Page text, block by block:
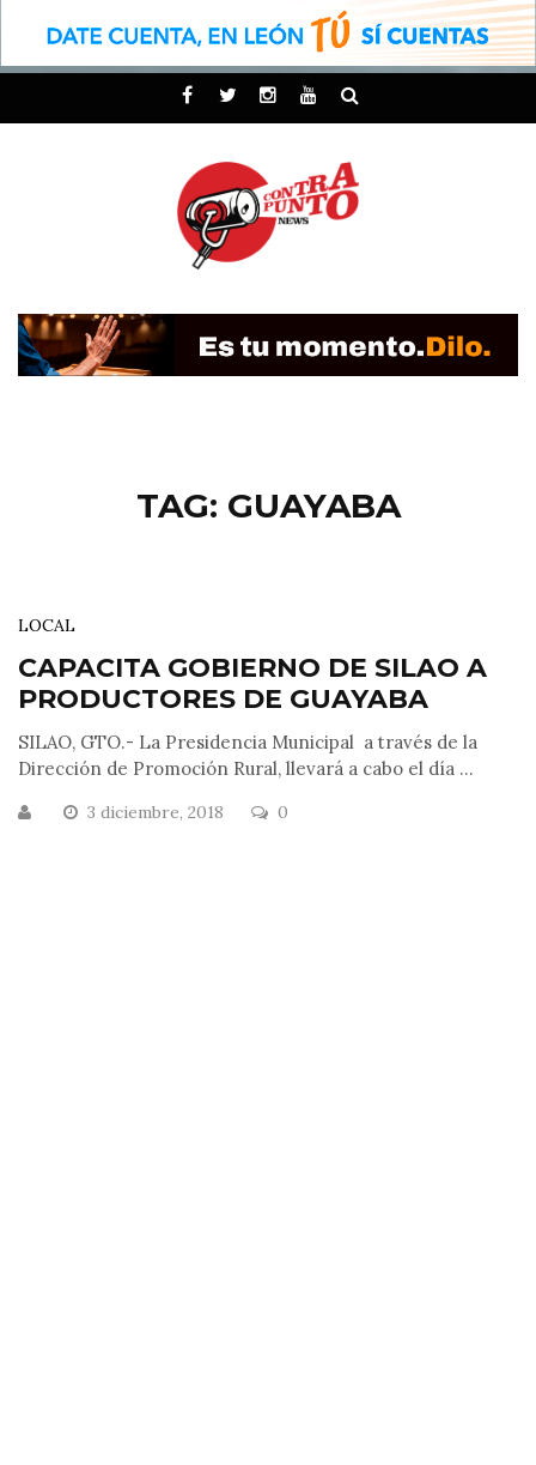
TAG: GUAYABA
LOCAL
CAPACITA GOBIERNO DE SILAO A
PRODUCTORES DE GUAYABA
SILAO, GTO.- La Presidencia Municipal a través de la
Dirección de Promoción Rural, llevará a cabo el día ...
3 diciembre, 2018 0